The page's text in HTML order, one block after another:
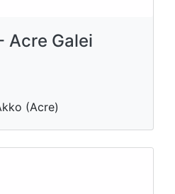
Acre Galei
(Acre)